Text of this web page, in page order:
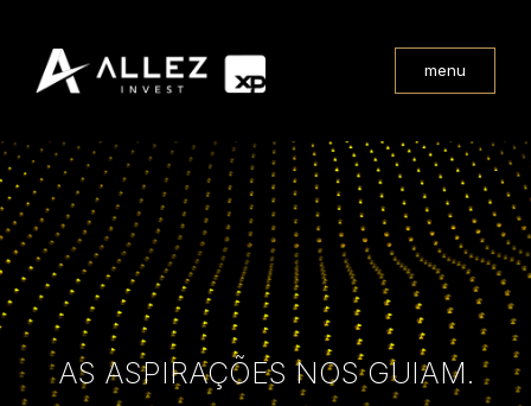
menu
AS ASPIRAÇÕES NOS GUIAM.